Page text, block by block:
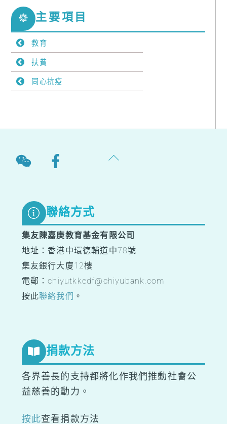
主要項目
教育
扶貧
同心抗疫
Back
聯絡方式
集友陳嘉庚教育基金有限公司
地址：香港中環德輔道中78號
集友銀行大廈12樓
電郵：chiyutkkedf@chiyubank.com
按此聯絡我們 。
捐款方法
各界善長的支持都將化作我們推動社會公
益慈善的動力。
按此查看捐款方法